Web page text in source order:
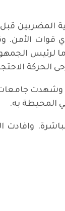
المضربين قبل
قوات الأمن.
لرئيس
الحركة
وشهدت
المحيطة به.
وافادت